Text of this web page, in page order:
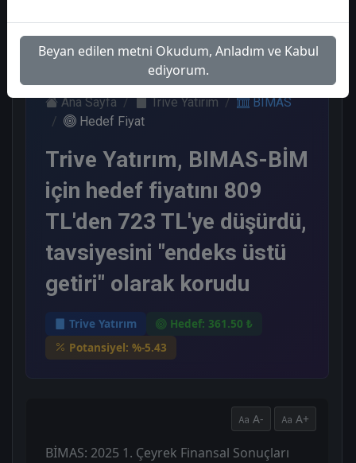
Cuma, 30 Mayıs 2025
Ana Sayfa Trive Yatırım
BIMAS
Hedef Fiyat
Trive Yatırım, BIMAS-BİM
için hedef fiyatını 809
TL'den 723 TL'ye düşürdü,
tavsiyesini "endeks üstü
getiri" olarak korudu
Trive Yatırım
Hedef: 361.50 ₺
Potansiyel: %-5.43
A- A+
BİMAS: 2025 1. Çeyrek Finansal Sonuçları
Beyan edilen metni Okudum, Anladım ve Kabul
ediyorum.